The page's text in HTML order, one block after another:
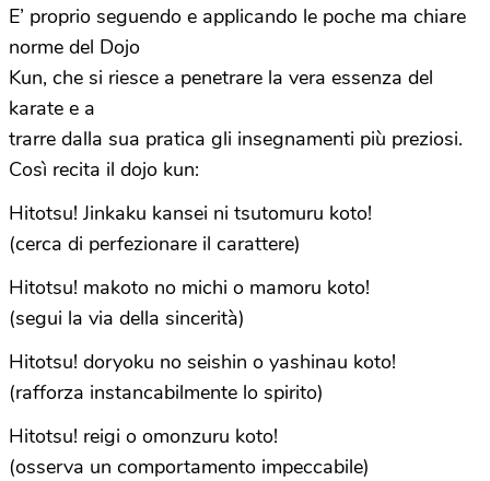
E’ proprio seguendo e applicando le poche ma chiare
norme del Dojo
Kun, che si riesce a penetrare la vera essenza del
karate e a
trarre dalla sua pratica gli insegnamenti più preziosi.
Così recita il dojo kun:
Hitotsu! Jinkaku kansei ni tsutomuru koto!
(cerca di perfezionare il carattere)
Hitotsu! makoto no michi o mamoru koto!
(segui la via della sincerità)
Hitotsu! doryoku no seishin o yashinau koto!
(rafforza instancabilmente lo spirito)
Hitotsu! reigi o omonzuru koto!
(osserva un comportamento impeccabile)